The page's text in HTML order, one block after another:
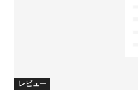
レビュー